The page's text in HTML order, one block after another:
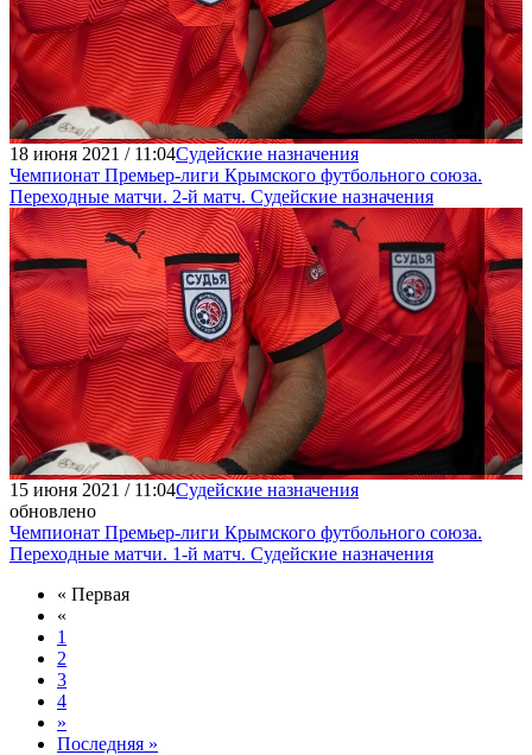
18 июня 2021 / 11:04Судейские назначения
Чемпионат Премьер-лиги Крымского футбольного союза.
Переходные матчи. 2-й матч. Судейские назначения
15 июня 2021 / 11:04Судейские назначения
обновлено
Чемпионат Премьер-лиги Крымского футбольного союза.
Переходные матчи. 1-й матч. Судейские назначения
« Первая
«
1
2
3
4
»
Последняя »